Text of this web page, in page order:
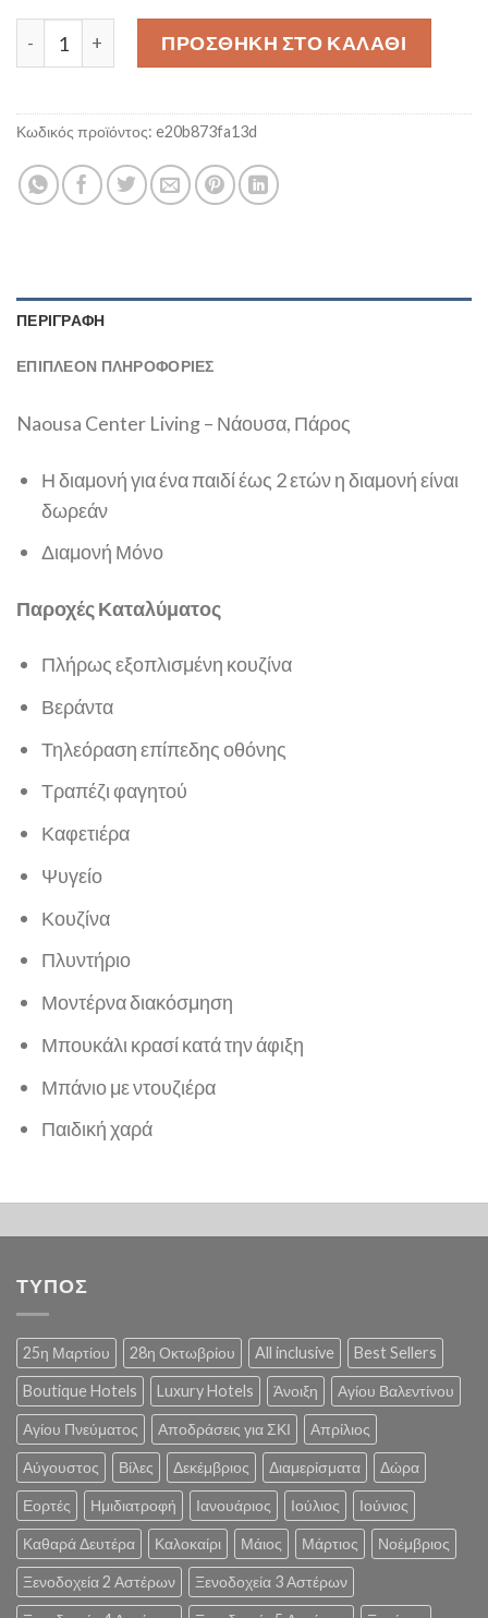
ΠΡΟΣΘΉΚΗ ΣΤΟ ΚΑΛΆΘΙ
Κωδικός προϊόντος: e20b873fa13d
ΠΕΡΙΓΡΑΦΉ
ΕΠΙΠΛΈΟΝ ΠΛΗΡΟΦΟΡΊΕΣ
Naousa Center Living – Νάουσα, Πάρος
Η διαμονή για ένα παιδί έως 2 ετών η διαμονή είναι
δωρεάν
Διαμονή Μόνο
Παροχές Καταλύματος
Πλήρως εξοπλισμένη κουζίνα
Βεράντα
Τηλεόραση επίπεδης οθόνης
Τραπέζι φαγητού
Καφετιέρα
Ψυγείο
Κουζίνα
Πλυντήριο
Μοντέρνα διακόσμηση
Μπουκάλι κρασί κατά την άφιξη
Μπάνιο με ντουζιέρα
Παιδική χαρά
ΤΥΠΟΣ
25η Μαρτίου 28η Οκτωβρίου All inclusive Best Sellers
Boutique Hotels Luxury Hotels Άνοιξη Αγίου Βαλεντίνου
Αγίου Πνεύματος Αποδράσεις για ΣΚΙ Απρίλιος
Αύγουστος Βίλες Δεκέμβριος Διαμερίσματα Δώρα
Εορτές Ημιδιατροφή Ιανουάριος Ιούλιος Ιούνιος
Καθαρά Δευτέρα Καλοκαίρι Μάιος Μάρτιος Νοέμβριος
Ξενοδοχεία 2 Αστέρων Ξενοδοχεία 3 Αστέρων